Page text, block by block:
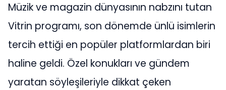
Müzik ve magazin dünyasının nabzını tutan
Vitrin programı, son dönemde ünlü isimlerin
tercih ettiği en popüler platformlardan biri
haline geldi. Özel konukları ve gündem
yaratan söyleşileriyle dikkat çeken